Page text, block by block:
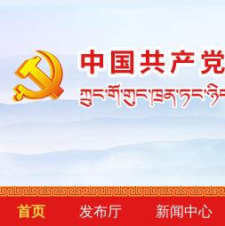
首页 发布厅 新闻中心